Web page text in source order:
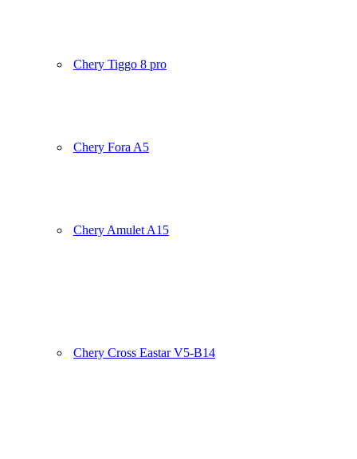
Chery Tiggo 8 pro
Chery Fora A5
Chery Amulet A15
Chery Cross Eastar V5-B14